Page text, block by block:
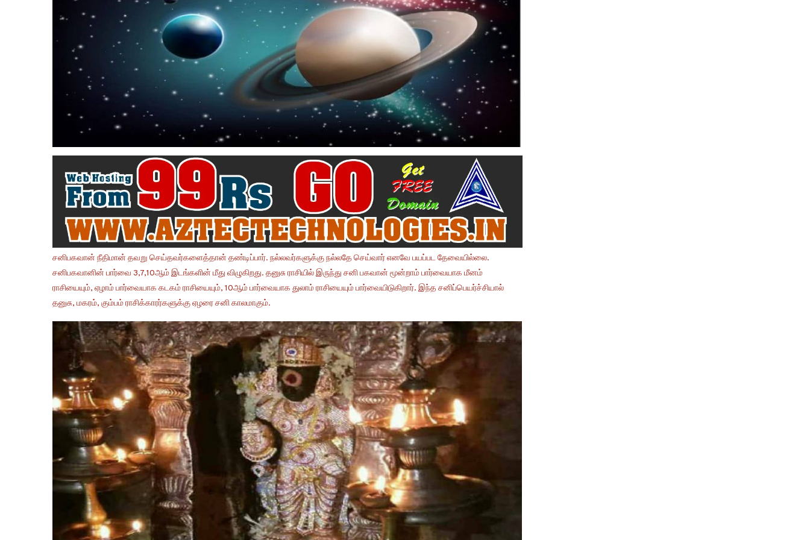
சனிபகவான் நீதிமான் தவறு செய்தவர்களைத்தான் தண்டிப்பார். நல்லவர்களுக்கு நல்லதே செய்வார் எனவே பயப்பட தேவையில்லை.
சனிபகவானின் பார்வை 3,7,10ஆம் இடங்களின் மீது விழுகிறது. தனுசு ராசியில் இருந்து சனி பகவான் மூன்றாம் பார்வையாக மீனம்
ராசியையும், ஏழாம் பார்வையாக கடகம் ராசியையும், 10ஆம் பார்வையாக துலாம் ராசியையும் பார்வையிடுகிறார். இந்த சனிப்பெயர்ச்சியால்
தனுசு, மகரம், கும்பம் ராசிக்காரர்களுக்கு ஏழரை சனி காலமாகும்.